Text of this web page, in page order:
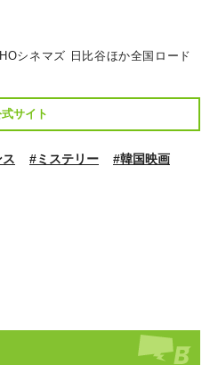
シネマズ 日比谷ほか全国ロード
サイト
#ミステリー #韓国映画